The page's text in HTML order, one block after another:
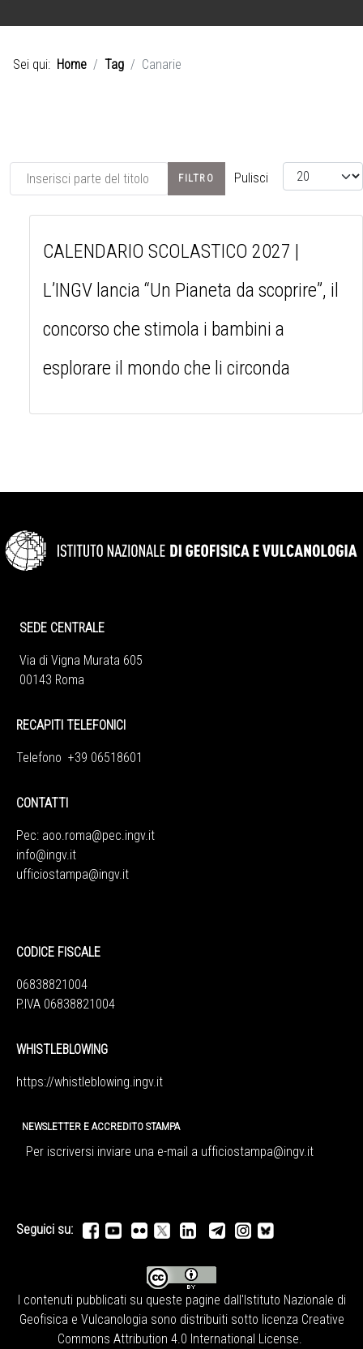
Sei qui: Home Tag Canarie
Inserisci parte del titolo FILTRO Pulisci Visualizza #
CALENDARIO SCOLASTICO 2027 |
L’INGV lancia “Un Pianeta da scoprire”, il
concorso che stimola i bambini a
esplorare il mondo che li circonda
SEDE CENTRALE
Via di Vigna Murata 605
00143 Roma
RECAPITI TELEFONICI
Telefono +39 06518601
CONTATTI
Pec: aoo.roma@pec.ingv.it
info@ingv.it
ufficiostampa@ingv.it
CODICE FISCALE
06838821004
P.IVA 06838821004
WHISTLEBLOWING
https://whistleblowing.ingv.it
NEWSLETTER E ACCREDITO STAMPA
Per iscriversi inviare una e-mail a ufficiostampa@ingv.it
Seguici su:
I contenuti pubblicati su queste pagine dall' Istituto Nazionale di
Geofisica e Vulcanologia sono distribuiti sotto licenza Creative
Commons Attribution 4.0 International License.